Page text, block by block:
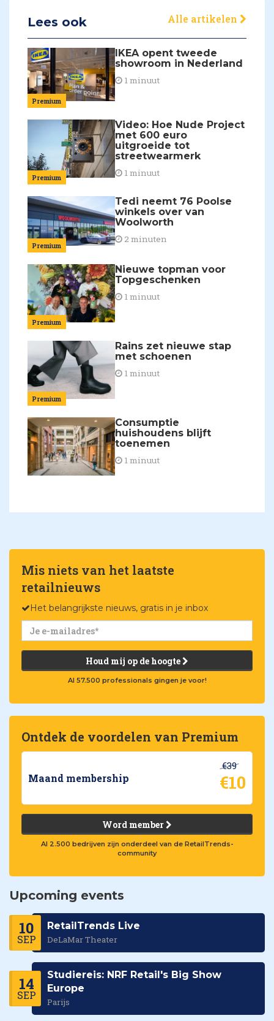
Lees ook Alle artikelen
Premium
IKEA opent tweede
showroom in Nederland
1 minuut
Premium
Video: Hoe Nude Project
met 600 euro
uitgroeide tot
streetwearmerk
1 minuut
Premium
Tedi neemt 76 Poolse
winkels over van
Woolworth
2 minuten
Premium
Nieuwe topman voor
Topgeschenken
1 minuut
Premium
Rains zet nieuwe stap
met schoenen
1 minuut
Consumptie
huishoudens blijft
toenemen
1 minuut
Mis niets van het laatste
retailnieuws
Het belangrijkste nieuws, gratis in je inbox
Houd mij op de hoogte
Al 57.500 professionals gingen je voor!
Ontdek de voordelen van Premium
Maand membership
€39
€10
Word member
Al 2.500 bedrijven zijn onderdeel van de RetailTrends-
community
Upcoming events
10
SEP
RetailTrends Live
DeLaMar Theater
14
SEP
Studiereis: NRF Retail's Big Show
Europe
Parijs